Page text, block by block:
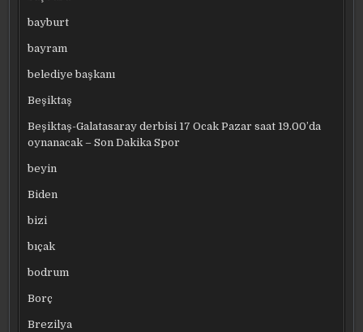
bayburt
bayram
belediye başkanı
Beşiktaş
Beşiktaş-Galatasaray derbisi 17 Ocak Pazar saat 19.00’da
oynanacak – Son Dakika Spor
beyin
Biden
bizi
bıçak
bodrum
Borç
Brezilya